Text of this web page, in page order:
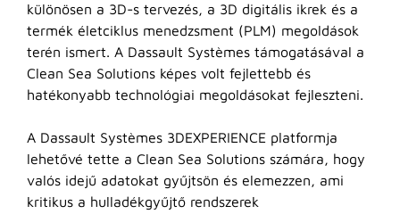
különösen a 3D-s tervezés, a 3D digitális ikrek és a
termék életciklus menedzsment (PLM) megoldások
terén ismert. A Dassault Systèmes támogatásával a
Clean Sea Solutions képes volt fejlettebb és
hatékonyabb technológiai megoldásokat fejleszteni.
A Dassault Systèmes 3DEXPERIENCE platformja
lehetővé tette a Clean Sea Solutions számára, hogy
valós idejű adatokat gyűjtsön és elemezzen, ami
kritikus a hulladékgyűjtő rendszerek